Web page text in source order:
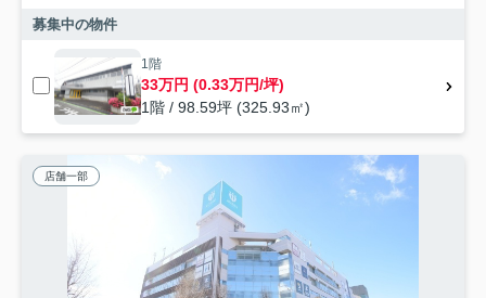
募集中の物件
1階
33万円 (0.33万円/坪)
1階 / 98.59坪 (325.93㎡)
店舗一部